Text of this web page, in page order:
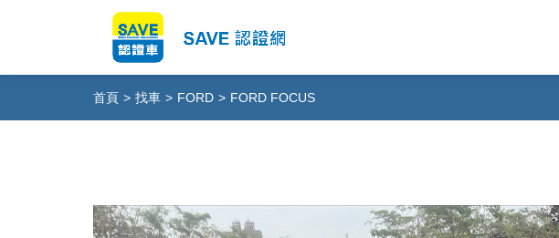
首頁 > 找車 > FORD > FORD FOCUS